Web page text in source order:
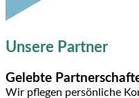
Unsere Partner
Gelebte
Wir pflegen persönliche